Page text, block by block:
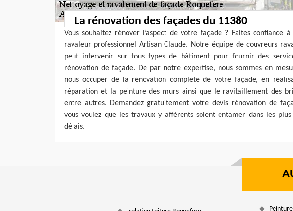
La rénovation des façades du 11380
Vous souhaitez rénover l’aspect de votre façade ? Faites confiance
ravaleur professionnel Artisan Claude. Notre équipe de couvreurs
peut intervenir sur tous types de bâtiment pour fournir des
rénovation de façade. De par notre expertise, nous sommes en
nous occuper de la rénovation complète de votre façade, en
réparation et la peinture des murs ainsi que le ravitaillement des
entre autres. Demandez gratuitement votre devis rénovation de
vous voulez que les travaux y afférents soient entamer dans les plus
délais.